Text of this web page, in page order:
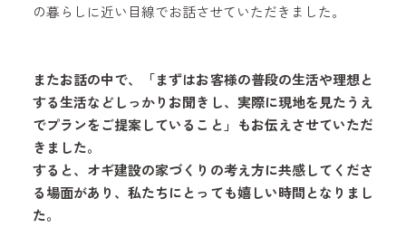
の暮らしに近い目線でお話させていただきました。
またお話の中で、「まずはお客様の普段の生活や理想と
する生活などしっかりお聞きし、実際に現地を見たうえ
でプランをご提案していること」もお伝えさせていただ
きました。
すると、オギ建設の家づくりの考え方に共感してくださ
る場面があり、私たちにとっても嬉しい時間となりまし
た。